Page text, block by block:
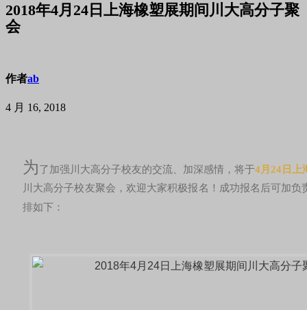
2018年4月24日上海橡塑展期间川大高分子聚
会
作者ab
4 月 16, 2018
为了加强川大高分子校友的交流、加深感情，将于4月24日上
川大高分子校友聚会，欢迎大家积极报名！成功报名后可加负
排如下：